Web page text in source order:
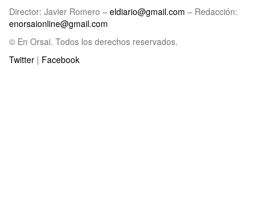
Director: Javier Romero – eldiario@gmail.com – Redacción:
enorsaionline@gmail.com
© En Orsai. Todos los derechos reservados.
Twitter | Facebook